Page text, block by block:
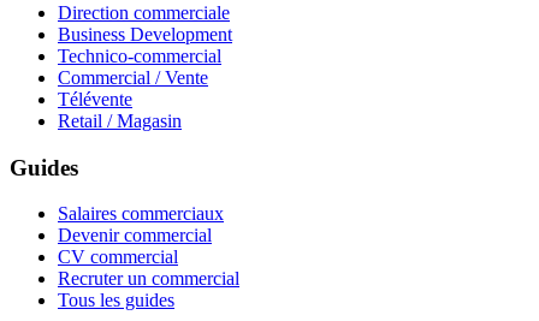
Direction commerciale
Business Development
Technico-commercial
Commercial / Vente
Télévente
Retail / Magasin
Guides
Salaires commerciaux
Devenir commercial
CV commercial
Recruter un commercial
Tous les guides